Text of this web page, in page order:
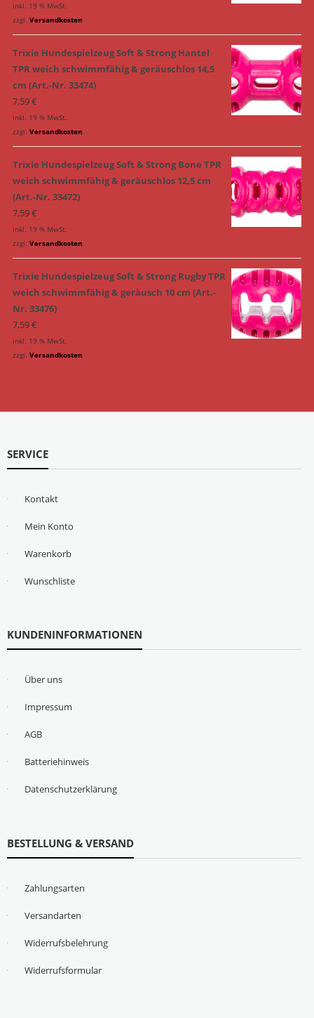
inkl. 19 % MwSt.
zzgl. Versandkosten
Trixie Hundespielzeug Soft & Strong Hantel
TPR weich schwimmfähig & geräuschlos 14,5
cm (Art.-Nr. 33474)
7,59€
inkl. 19 % MwSt.
zzgl. Versandkosten
Trixie Hundespielzeug Soft & Strong Bone TPR
weich schwimmfähig & geräuschlos 12,5 cm
(Art.-Nr. 33472)
7,59€
inkl. 19 % MwSt.
zzgl. Versandkosten
Trixie Hundespielzeug Soft & Strong Rugby TPR
weich schwimmfähig & geräusch 10 cm (Art.-
Nr. 33476)
7,59€
inkl. 19 % MwSt.
zzgl. Versandkosten
SERVICE
Kontakt
Mein Konto
Warenkorb
Wunschliste
KUNDENINFORMATIONEN
Über uns
Impressum
AGB
Batteriehinweis
Datenschutzerklärung
BESTELLUNG & VERSAND
Zahlungsarten
Versandarten
Widerrufsbelehrung
Widerrufsformular